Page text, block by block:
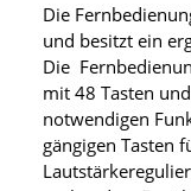
Die
und besitzt ein
Die
mit 48 Tasten
notwendigen
gängigen Tasten